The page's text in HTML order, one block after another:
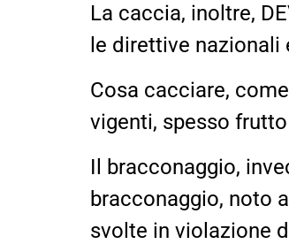
La caccia, inoltre,
le direttive nazionali
Cosa cacciare,
vigenti, spesso
Il bracconaggio,
bracconaggio, noto
svolte in violazione